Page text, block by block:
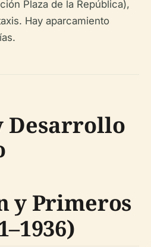
Plaza de la República),
Hay aparcamiento
Desarrollo
y Primeros